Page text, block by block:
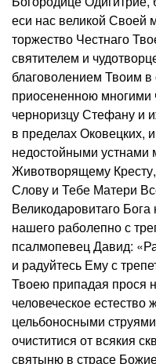
еси нас великой Своей
торжество Честнаго
святителем и
благоволением Твоим
приосененною
черноризцу Стефану
в пределах Оковецких,
недостойными устнами
Животворящему
Слову и Тебе Матери
Великодаровитаго
нашего раболепно с
псалмопевец Давид:
и радуйтесь Ему с
Твоею припадая прося
человеческое
цельбоносными
очиститися от всякия
святыню в страсе